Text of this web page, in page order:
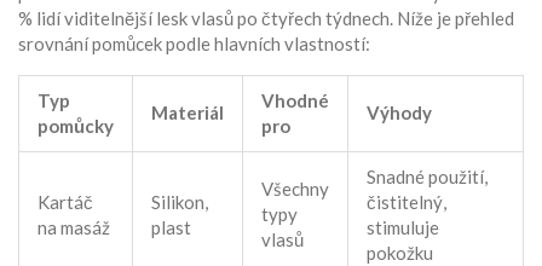
% lidí viditelnější lesk vlasů po čtyřech týdnech. Níže je přehled
srovnání pomůcek podle hlavních vlastností:
Typ
pomůcky
Materiál
Vhodné
pro
Výhody
Kartáč
na masáž
Silikon,
plast
Všechny
typy
vlasů
Snadné použití,
čistitelný,
stimuluje
pokožku